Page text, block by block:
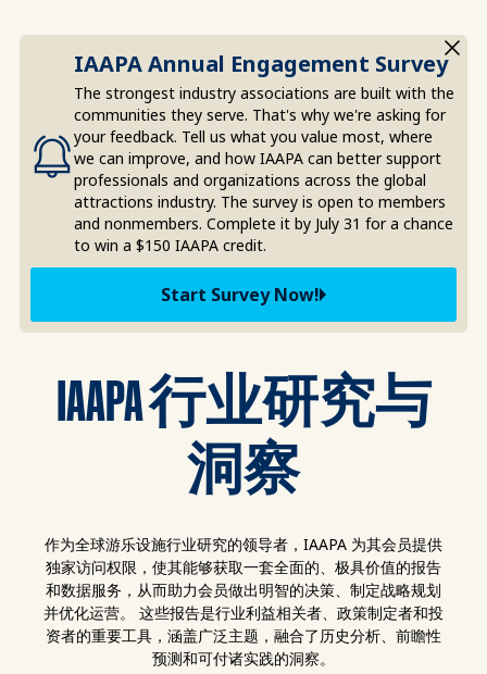
IAAPA Annual Engagement Survey
The strongest industry associations are built with the
communities they serve. That's why we're asking for
your feedback. Tell us what you value most, where
we can improve, and how IAAPA can better support
professionals and organizations across the global
attractions industry. The survey is open to members
and nonmembers. Complete it by July 31 for a chance
to win a $150 IAAPA credit.
Start Survey Now!
IAAPA 行业研究与
洞察
作为全球游乐设施行业研究的领导者，IAAPA 为其会员提供
独家访问权限，使其能够获取一套全面的、极具价值的报告
和数据服务，从而助力会员做出明智的决策、制定战略规划
并优化运营。 这些报告是行业利益相关者、政策制定者和投
资者的重要工具，涵盖广泛主题，融合了历史分析、前瞻性
预测和可付诸实践的洞察。